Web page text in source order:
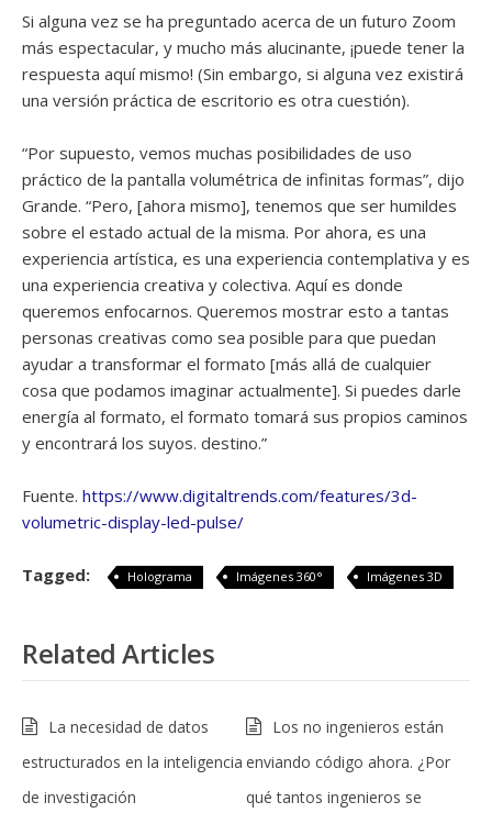
Si alguna vez se ha preguntado acerca de un futuro Zoom
más espectacular, y mucho más alucinante, ¡puede tener la
respuesta aquí mismo! (Sin embargo, si alguna vez existirá
una versión práctica de escritorio es otra cuestión).
“Por supuesto, vemos muchas posibilidades de uso
práctico de la pantalla volumétrica de infinitas formas”, dijo
Grande. “Pero, [ahora mismo], tenemos que ser humildes
sobre el estado actual de la misma. Por ahora, es una
experiencia artística, es una experiencia contemplativa y es
una experiencia creativa y colectiva. Aquí es donde
queremos enfocarnos. Queremos mostrar esto a tantas
personas creativas como sea posible para que puedan
ayudar a transformar el formato [más allá de cualquier
cosa que podamos imaginar actualmente]. Si puedes darle
energía al formato, el formato tomará sus propios caminos
y encontrará los suyos. destino.”
Fuente. https://www.digitaltrends.com/features/3d-
volumetric-display-led-pulse/
Tagged: Holograma Imágenes 360° Imágenes 3D
Related Articles
La necesidad de datos
estructurados en la inteligencia
de investigación
Los no ingenieros están
enviando código ahora. ¿Por
qué tantos ingenieros se